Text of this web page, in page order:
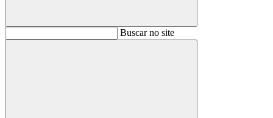
BuscarBuscar no site